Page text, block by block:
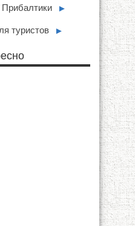
Прибалтики ►
туристов ►